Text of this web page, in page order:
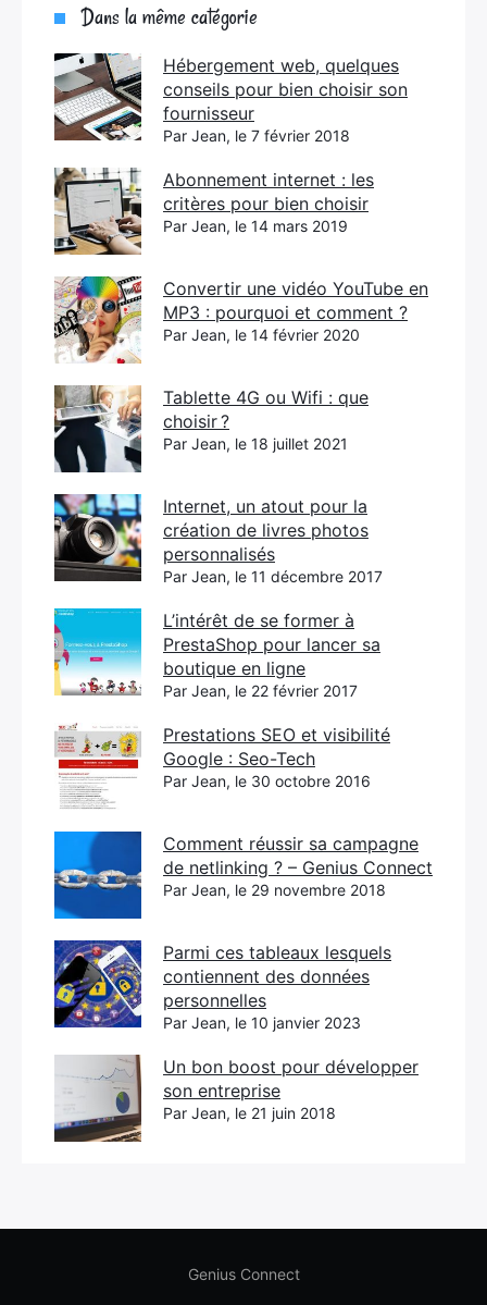
Dans la même catégorie
Hébergement web, quelques
conseils pour bien choisir son
fournisseur
Par Jean, le 7 février 2018
Abonnement internet : les
critères pour bien choisir
Par Jean, le 14 mars 2019
Convertir une vidéo YouTube en
MP3 : pourquoi et comment ?
Par Jean, le 14 février 2020
Tablette 4G ou Wifi : que
choisir ?
Par Jean, le 18 juillet 2021
Internet, un atout pour la
création de livres photos
personnalisés
Par Jean, le 11 décembre 2017
L’intérêt de se former à
PrestaShop pour lancer sa
boutique en ligne
Par Jean, le 22 février 2017
Prestations SEO et visibilité
Google : Seo-Tech
Par Jean, le 30 octobre 2016
Comment réussir sa campagne
de netlinking ? – Genius Connect
Par Jean, le 29 novembre 2018
Parmi ces tableaux lesquels
contiennent des données
personnelles
Par Jean, le 10 janvier 2023
Un bon boost pour développer
son entreprise
Par Jean, le 21 juin 2018
Genius Connect